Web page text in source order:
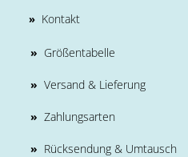
» Kontakt
» Größentabelle
» Versand & Lieferung
» Zahlungsarten
» Rücksendung & Umtausch